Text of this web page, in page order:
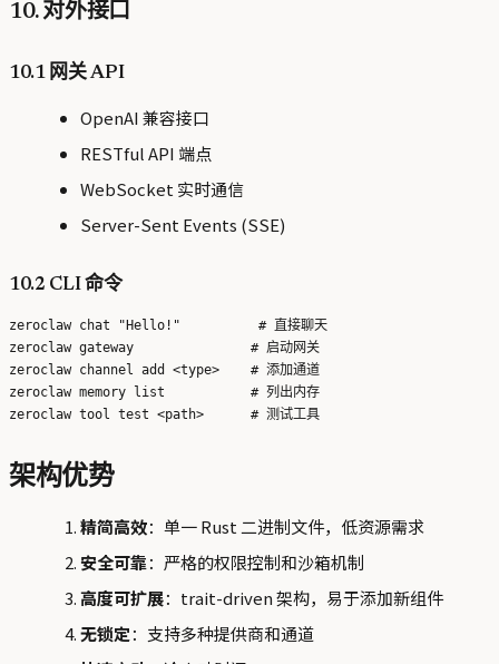
10. 对外接口
10.1 网关 API
OpenAI 兼容接口
RESTful API 端点
WebSocket 实时通信
Server-Sent Events (SSE)
10.2 CLI 命令
zeroclaw chat "Hello!"          # 直接聊天
zeroclaw gateway               # 启动网关
zeroclaw channel add <type>    # 添加通道
zeroclaw memory list           # 列出内存
架构优势
精简高效：单一 Rust 二进制文件，低资源需求
安全可靠：严格的权限控制和沙箱机制
高度可扩展：trait-driven 架构，易于添加新组件
无锁定：支持多种提供商和通道